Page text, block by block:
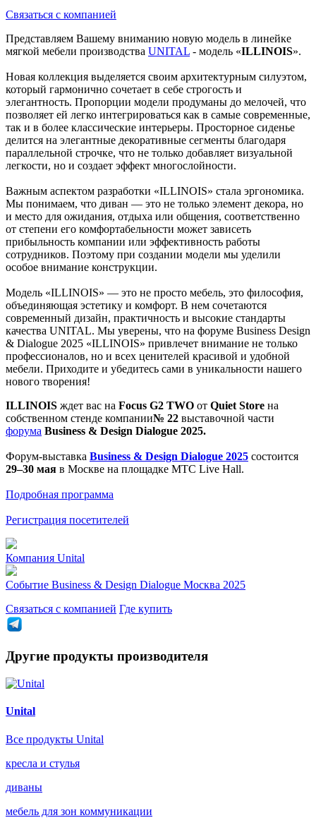
Связаться с компанией
Представляем Вашему вниманию новую модель в линейке
мягкой мебели производства UNITAL - модель «ILLINOIS».
Новая коллекция выделяется своим архитектурным силуэтом,
который гармонично сочетает в себе строгость и
элегантность. Пропорции модели продуманы до мелочей, что
позволяет ей легко интегрироваться как в самые современные,
так и в более классические интерьеры. Просторное сиденье
делится на элегантные декоративные сегменты благодаря
параллельной строчке, что не только добавляет визуальной
легкости, но и создает эффект многослойности.
Важным аспектом разработки «ILLINOIS» стала эргономика.
Мы понимаем, что диван — это не только элемент декора, но
и место для ожидания, отдыха или общения, соответственно
от степени его комфортабельности может зависеть
прибыльность компании или эффективность работы
сотрудников. Поэтому при создании модели мы уделили
особое внимание конструкции.
Модель «ILLINOIS» — это не просто мебель, это философия,
объединяющая эстетику и комфорт. В нем сочетаются
современный дизайн, практичность и высокие стандарты
качества UNITAL. Мы уверены, что на форуме Business Design
& Dialogue 2025 «ILLINOIS» привлечет внимание не только
профессионалов, но и всех ценителей красивой и удобной
мебели. Приходите и убедитесь сами в уникальности нашего
нового творения!
ILLINOIS ждет вас на Focus G2 TWO от Quiet Store на
собственном стенде компании№ 22 выставочной части
форума Business & Design Dialogue 2025.
Форум-выставка Business & Design Dialogue 2025 состоится
29–30 мая в Москве на площадке MTC Live Hall.
Подробная программа
Регистрация посетителей
Компания Unital
Событие Business & Design Dialogue Москва 2025
Связаться с компанией Где купить
Другие продукты производителя
Unital
Все продукты Unital
кресла и стулья
диваны
мебель для зон коммуникации